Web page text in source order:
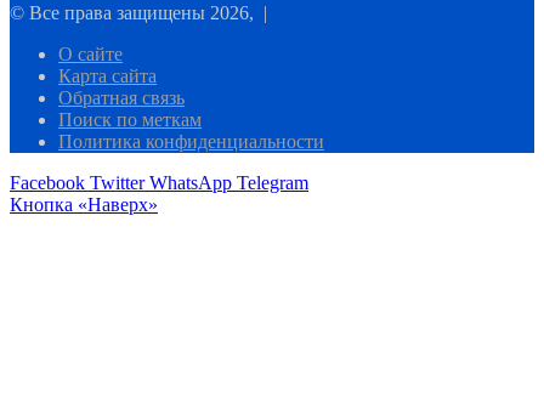
© Все права защищены 2026, |
О сайте
Карта сайта
Обратная связь
Поиск по меткам
Политика конфиденциальности
Facebook Twitter WhatsApp Telegram
Кнопка «Наверх»